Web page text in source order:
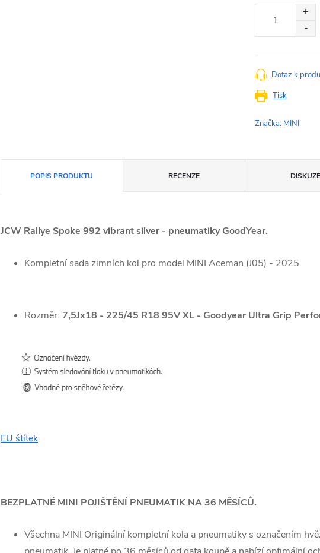
Tisk
Dotaz k
Značka: MINI
POPIS PRODUKTU RECENZE DISKUZE
JCW Rallye Spoke 992 vibrant silver - pneumatiky GoodYear.
Kompletní sada zimních kol pro model MINI Aceman (J05) - 2025.
Rozměr: 7,5Jx18 - 225/45 R18 95V XL - Goodyear Ultra Grip
EU štítek
BEZPLATNÉ MINI POJIŠTĚNÍ PNEUMATIK NA 36 MĚSÍCŮ.
Všechna MINI Originální kompletní kola a pneumatiky s označením